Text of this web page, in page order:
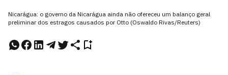
Nicarágua: o governo da Nicarágua ainda não ofereceu um balanço geral
preliminar dos estragos causados por Otto (Oswaldo Rivas/Reuters)